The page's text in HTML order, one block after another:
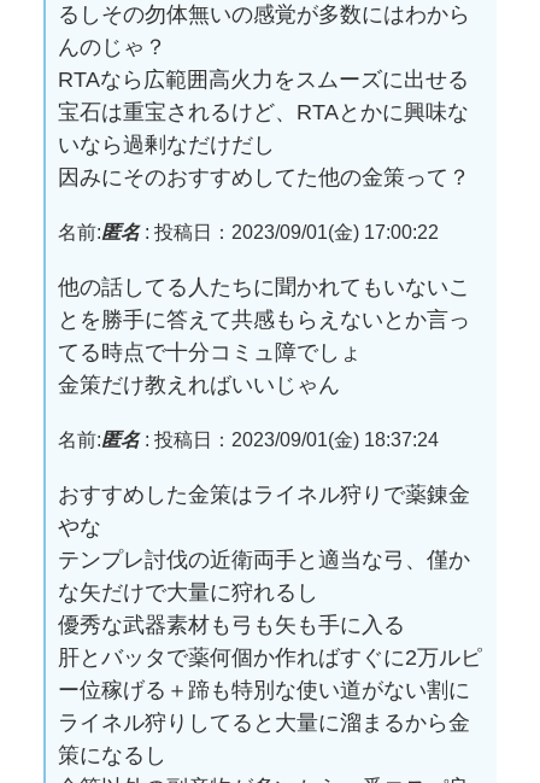
るしその勿体無いの感覚が多数にはわから
んのじゃ？
RTAなら広範囲高火力をスムーズに出せる
宝石は重宝されるけど、RTAとかに興味な
いなら過剰なだけだし
因みにそのおすすめしてた他の金策って？
名前:匿名: 投稿日：2023/09/01(金) 17:00:22
他の話してる人たちに聞かれてもいないこ
とを勝手に答えて共感もらえないとか言っ
てる時点で十分コミュ障でしょ
金策だけ教えればいいじゃん
名前:匿名: 投稿日：2023/09/01(金) 18:37:24
おすすめした金策はライネル狩りで薬錬金
やな
テンプレ討伐の近衛両手と適当な弓、僅か
な矢だけで大量に狩れるし
優秀な武器素材も弓も矢も手に入る
肝とバッタで薬何個か作ればすぐに2万ルピ
ー位稼げる＋蹄も特別な使い道がない割に
ライネル狩りしてると大量に溜まるから金
策になるし